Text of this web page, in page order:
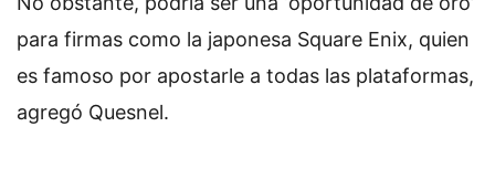
para firmas como la japonesa Square Enix, quien
es famoso por apostarle a todas las plataformas,
agregó Quesnel.